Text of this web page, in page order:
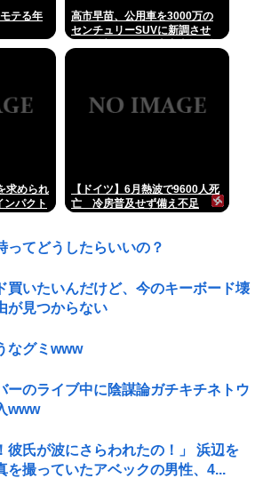
テる年
高市早苗、公用車を3000万の
センチュリーSUVに新調させ
求められ
ンパクト
【ドイツ】6月熱波で9600人死
亡 冷房普及せず備え不足
ってどうしたらいいの？
買いたいんだけど、今のキーボード壊
が見つからない
なグミwww
ーのライブ中に陰謀論ガチキチネトウ
www
彼氏が波にさらわれたの！」 浜辺を
を撮っていたアベックの男性、4...